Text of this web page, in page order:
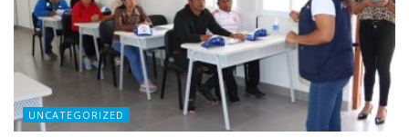
UNCATEGORIZED